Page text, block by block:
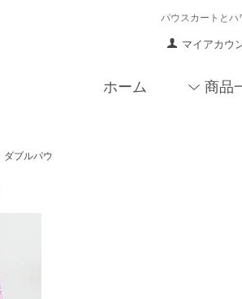
パウスカートと
マイアカウ
ホーム 商品
ダブルパウ